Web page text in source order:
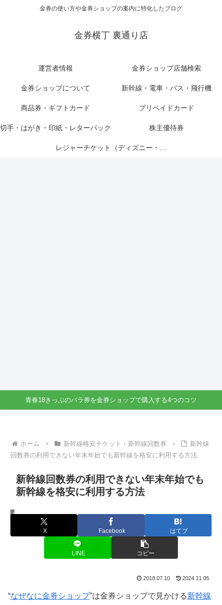
金券の使い方や金券ショップの案内に特化したブログ
金券横丁 裏通り店
運営者情報 金券ショップ店舗検索
金券ショップについて 新幹線・電車・バス・飛行機
商品券・ギフトカード プリペイドカード
切手・はがき・印紙・レターパック 株主優待券
レジャーチケット（ディズニー・USJ他）
青春18きっぷのバラ券を金券ショップで購入する4つのコツ
ホーム 新幹線格安チケット・新幹線回数券
新幹線
回数券の利用できない年末年始でも新幹線を格安に利用する方法
新幹線回数券の利用できない年末年始でも
新幹線を格安に利用する方法
新幹線格安チケット・新幹線回数券
X Facebook はてブ
LINE コピー
2018.07.10 2024.11.05
“なぜなに金券ショップ”は金券ショップで見かける新幹線